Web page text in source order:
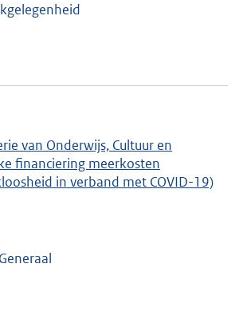
van Onderwijs, Cultuur en
financiering meerkosten
in verband met COVID-19)